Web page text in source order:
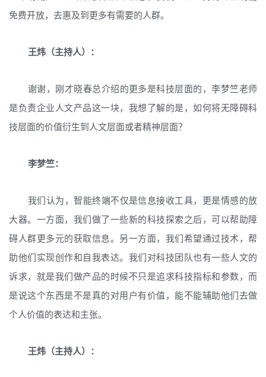
免费开放，去惠及到更多有需要的人群。
王炜（主持人）：
谢谢，刚才晓春总介绍的更多是科技层面的，李梦竺老师
是负责企业人文产品这一块，我想了解的是，如何将无障碍科
技层面的价值衍生到人文层面或者精神层面？
李梦竺：
我们认为，智能终端不仅是信息接收工具，更是情感的放
大器。一方面，我们做了一些新的科技探索之后，可以帮助障
碍人群更多元的获取信息。另一方面，我们希望通过技术，帮
助他们实现创作和自我表达。我们对科技团队也有一些人文的
诉求，就是我们做产品的时候不只是追求科技指标和参数，而
是说这个东西是不是真的对用户有价值，能不能辅助他们去做
个人价值的表达和主张。
王炜（主持人）：